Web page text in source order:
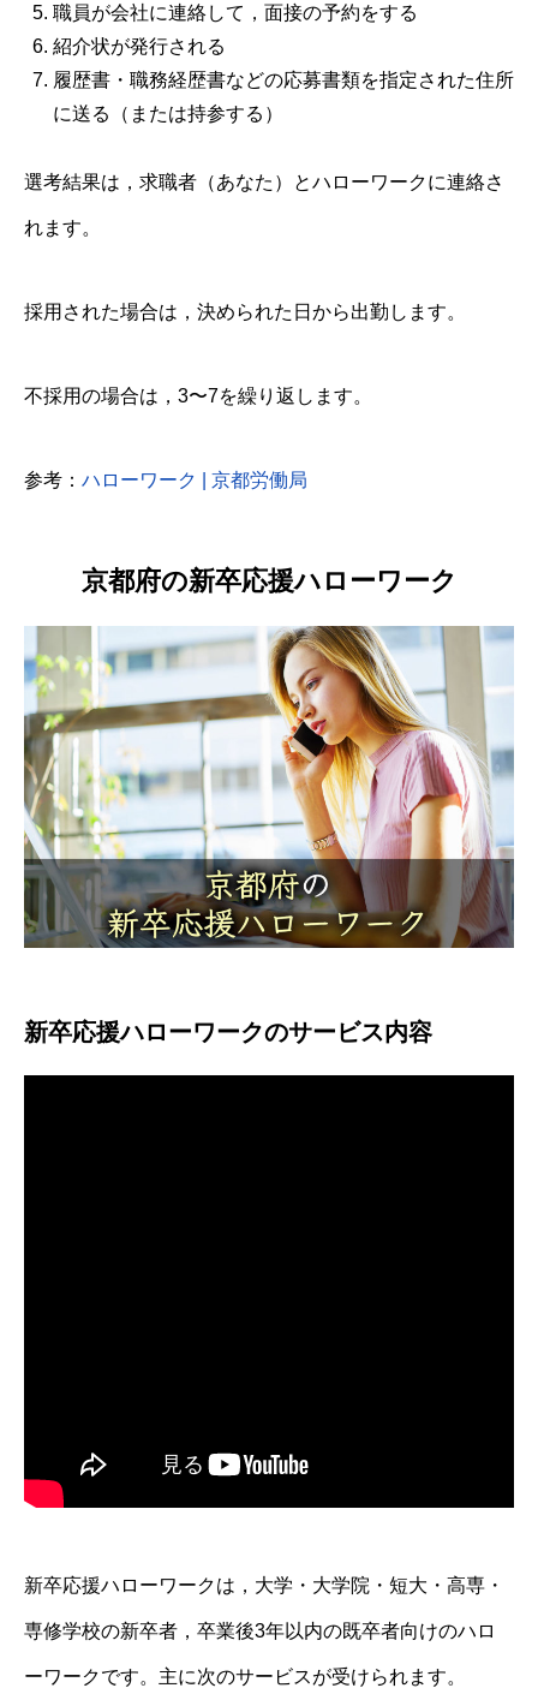
職員が会社に連絡して，面接の予約をする
紹介状が発行される
履歴書・職務経歴書などの応募書類を指定された住所
に送る（または持参する）
選考結果は，求職者（あなた）とハローワークに連絡さ
れます。
採用された場合は，決められた日から出勤します。
不採用の場合は，3〜7を繰り返します。
参考： ハローワーク | 京都労働局
京都府の新卒応援ハローワーク
新卒応援ハローワークのサービス内容
新卒応援ハローワークは，大学・大学院・短大・高専・
専修学校の新卒者，卒業後3年以内の既卒者向けのハロ
ーワークです。主に次のサービスが受けられます。